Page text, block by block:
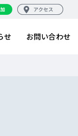
せ お問い合わせ